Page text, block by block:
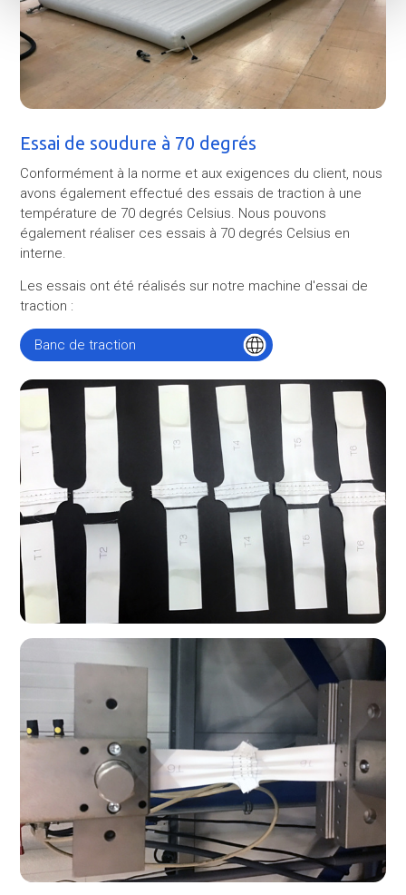
Essai de soudure à 70 degrés
Conformément à la norme et aux exigences du client, nous
avons également effectué des essais de traction à une
température de 70 degrés Celsius. Nous pouvons
également réaliser ces essais à 70 degrés Celsius en
interne.
Les essais ont été réalisés sur notre machine d'essai de
traction :
Banc de traction